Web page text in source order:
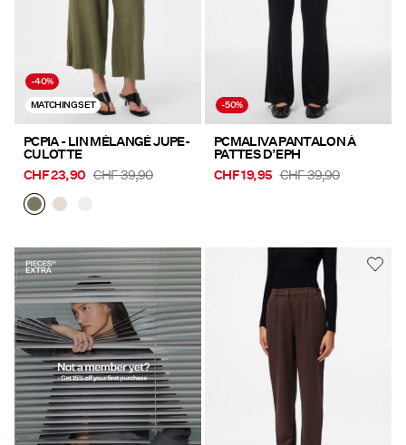
-40%
MATCHING SET
PCPIA - LIN MÉLANGÉ JUPE-
CULOTTE
CHF 23,90 CHF 39,90
-50%
PCMALIVA PANTALON À
PATTES D’EPH
CHF 19,95 CHF 39,90
https://www.pieces.com/share?
register=true